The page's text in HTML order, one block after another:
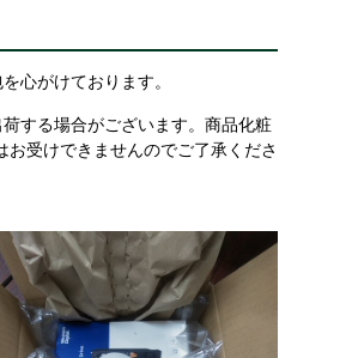
心がけております。
する場合がございます。商品化粧
受けできませんのでご了承くださ